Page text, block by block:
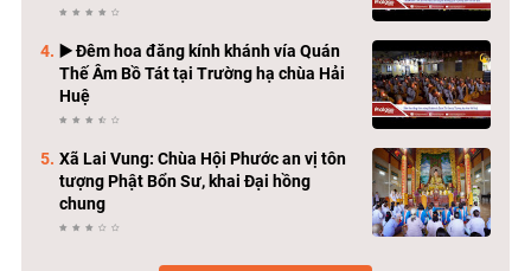
khó khăn
▶️ Đêm hoa đăng kính khánh vía Quán
Thế Âm Bồ Tát tại Trường hạ chùa Hải
Huệ
Xã Lai Vung: Chùa Hội Phước an vị tôn
tượng Phật Bổn Sư, khai Đại hồng
chung